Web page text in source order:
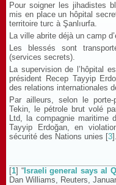
Pour soigner les jihadistes
mis en place un hôpital
territoire turc à Şanlıurfa.
La ville abrite déjà un camp
Les blessés sont
(services secrets).
La supervision de l’hôpital
président Recep Tayyip
des relations internationales
Par ailleurs, selon le
Tekin, le pétrole brut volé
Ltd, la compagnie maritime
Tayyip Erdoğan, en
sécurité des Nations unies [3].
[1] “Israeli general says al
Dan Williams, Reuters,